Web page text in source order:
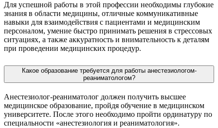
Для успешной работы в этой профессии необходимы глубокие
знания в области медицины, отличные коммуникативные
навыки для взаимодействия с пациентами и медицинским
персоналом, умение быстро принимать решения в стрессовых
ситуациях, а также аккуратность и внимательность к деталям
при проведении медицинских процедур.
Какое образование требуется для работы анестезиологом-
реаниматологом?
Анестезиолог-реаниматолог должен получить высшее
медицинское образование, пройдя обучение в медицинском
университете. После этого необходимо пройти ординатуру по
специальности «анестезиология и реаниматология».